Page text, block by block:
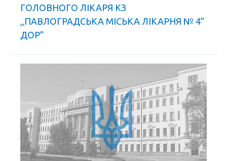
ГОЛОВНОГО ЛІКАРЯ КЗ
,,ПАВЛОГРАДСЬКА МІСЬКА ЛІКАРНЯ № 4”
ДОР”